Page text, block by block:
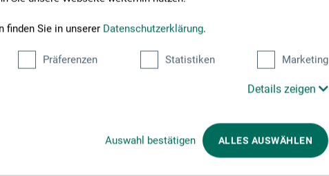
finden Sie in unserer Datenschutzerklärung.
Präferenzen Statistiken Marketing
Details zeigen
Auswahl bestätigen ALLES AUSWÄHLEN
Hersteller-Kontakt